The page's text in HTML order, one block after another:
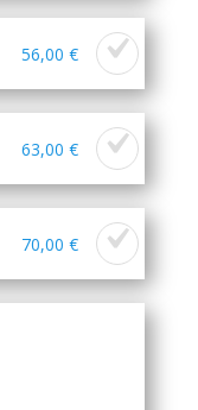
56,00 €
63,00 €
70,00 €